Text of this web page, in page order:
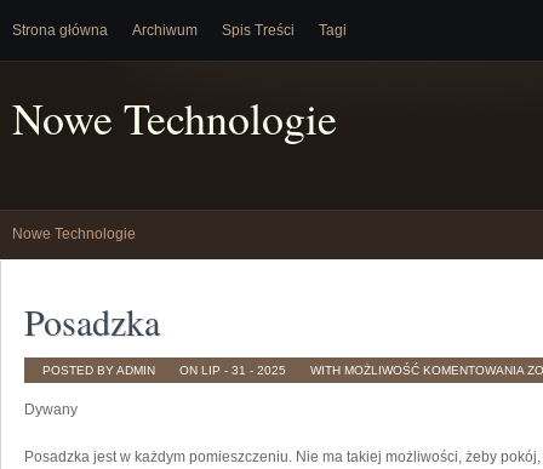
Strona główna Archiwum Spis Treści Tagi
Nowe Technologie
Nowe Technologie
Posadzka
POSTED BY ADMIN ON LIP - 31 - 2025 WITH MOŻLIWOŚĆ KOMENTOWANIA
Dywany
Posadzka jest w każdym pomieszczeniu. Nie ma takiej możliwości, żeby